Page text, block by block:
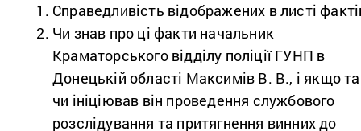
Справедливість відображених в листі
Чи знав про ці факти начальник
Краматорського відділу полiцiї ГУНП в
Донецькій області Максимів В. В., і якщо
чи ініціював він проведення службового
розслідування та притягнення винних до